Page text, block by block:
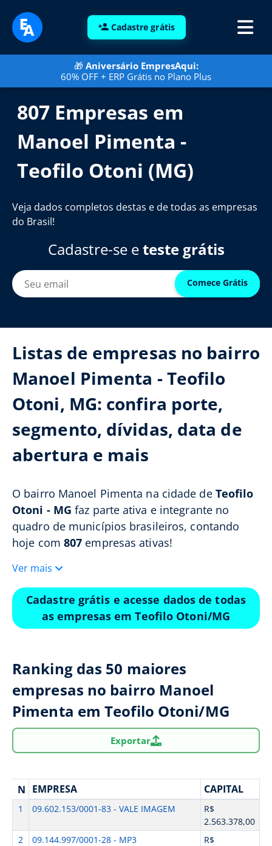
Cadastre grátis
🎁 Aniversário EmpresAqui:
60% OFF + ERP Grátis no Plano Plus
807 Empresas em
Manoel Pimenta -
Teofilo Otoni (MG)
Veja dados completos destas e de todas as empresas
do Brasil!
Cadastre-se eteste grátis
Comece Grátis
Listas de empresas no bairro
Manoel Pimenta - Teofilo
Otoni, MG: confira porte,
segmento, dívidas, data de
abertura e mais
O bairro Manoel Pimenta na cidade de Teofilo
Otoni - MG faz parte ativa e integrante no
quadro de municípios brasileiros, contando
hoje com 807 empresas ativas!
Ver mais
Cadastre grátis e acesse dados de todas
as empresas em Teofilo Otoni/MG
Ranking das 50 maiores
empresas no bairro Manoel
Pimenta em Teofilo Otoni/MG
Exportar
N EMPRESA CAPITAL
1 09.602.153/0001-83 - VALE IMAGEM
R$
2.563.378,00
2
09.144.997/0001-28 - MP3
R$